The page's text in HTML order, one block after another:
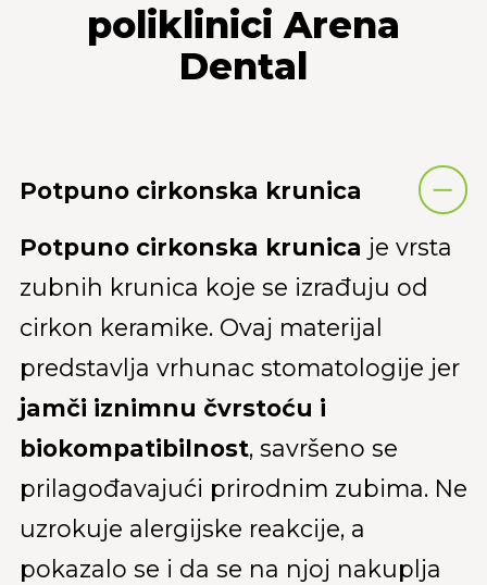
poliklinici Arena
Dental
Potpuno cirkonska krunica
Potpuno cirkonska krunica je vrsta
zubnih krunica koje se izrađuju od
cirkon keramike. Ovaj materijal
predstavlja vrhunac stomatologije jer
jamči iznimnu čvrstoću i
biokompatibilnost, savršeno se
prilagođavajući prirodnim zubima. Ne
uzrokuje alergijske reakcije, a
pokazalo se i da se na njoj nakuplja